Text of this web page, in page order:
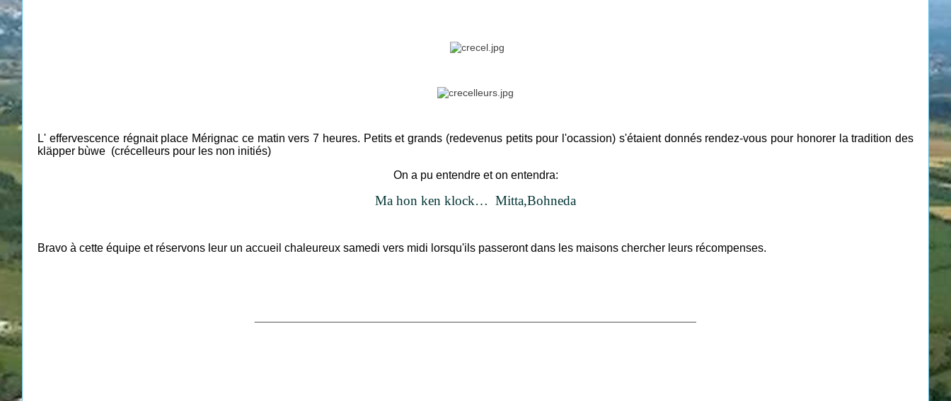
L' effervescence régnait place Mérignac ce matin vers 7 heures. Petits et grands (redevenus petits pour l'ocassion) s'étaient donnés rendez-vous pour honorer la tradition des
kläpper bùwe (crécelleurs pour les non initiés)
On a pu entendre et on entendra:
Ma hon ken klock… Mitta,Bohneda
Bravo à cette équipe et réservons leur un accueil chaleureux samedi vers midi lorsqu'ils passeront dans les maisons chercher leurs récompenses.